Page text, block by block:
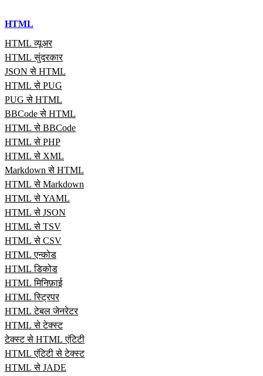
HTML
HTML व्यूअर
HTML सुंदरकार
JSON से HTML
HTML से PUG
PUG से HTML
BBCode से HTML
HTML से BBCode
HTML से PHP
HTML से XML
Markdown से HTML
HTML से Markdown
HTML से YAML
HTML से JSON
HTML से TSV
HTML से CSV
HTML एन्कोड
HTML डिकोड
HTML मिनिफ़ाई
HTML स्ट्रिपर
HTML टेबल जेनरेटर
HTML से टेक्स्ट
टेक्स्ट से HTML एंटिटी
HTML एंटिटी से टेक्स्ट
HTML से JADE